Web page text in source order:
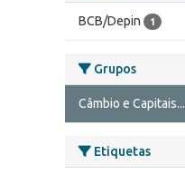
BCB/Depin 1
Grupos
Câmbio e Capitais...
Etiquetas